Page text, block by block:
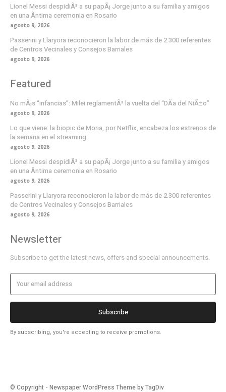
Lionel Messi despidiÃ³ a su papÃ¡ Jorge junto a su familia y amigos
en una Ã­ntima ceremonia en Rosario
agosto 9, 2026
Passerini y Llaryora reconocieron la labor de más de 2.300 referentes
de Centros Vecinales y Consejos Barriales
agosto 9, 2026
Featured
No mÃ¡s “infancias”: Milei reglamentÃ³ la vuelta del “DÃ­a del NiÃ±o”
agosto 9, 2026
Lo que viene: la biopic de Moria, por Netflix, encabeza los estrenos de
la semana en el streaming
agosto 9, 2026
Lionel Messi despidiÃ³ a su papÃ¡ Jorge junto a su familia y amigos
en una Ã­ntima ceremonia en Rosario
agosto 9, 2026
Passerini y Llaryora reconocieron la labor de más de 2.300 referentes
de Centros Vecinales y Consejos Barriales
agosto 9, 2026
Newsletter
Subscribe to get the latest news, offers and special announcements.
Subscribe
By subscribing, you're accepting to receive promotions.
© Copyright - Newspaper WordPress Theme by TagDiv